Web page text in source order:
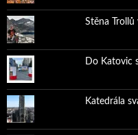
Stěna
Do Katovic
Katedrála